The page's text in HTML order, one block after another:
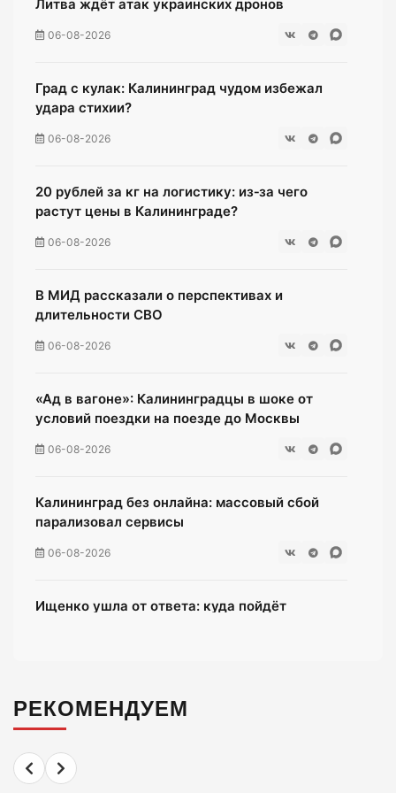
Литва ждёт атак украинских дронов
06-08-2026
Град с кулак: Калининград чудом избежал
удара стихии?
06-08-2026
20 рублей за кг на логистику: из‑за чего
растут цены в Калининграде?
06-08-2026
В МИД рассказали о перспективах и
длительности СВО
06-08-2026
«Ад в вагоне»: Калининградцы в шоке от
условий поездки на поезде до Москвы
06-08-2026
Калининград без онлайна: массовый сбой
парализовал сервисы
06-08-2026
Ищенко ушла от ответа: куда пойдёт
Мэрия Калининграда дала старт продажам
парковочных абонементов
06-08-2026
РЕКОМЕНДУЕМ